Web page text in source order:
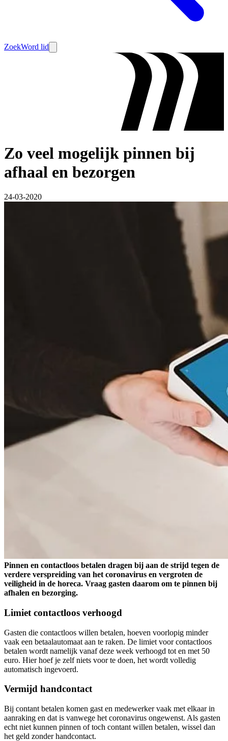
ZoekWord lid
Zo veel mogelijk pinnen bij
afhaal en bezorgen
24-03-2020
Pinnen en contactloos betalen dragen bij aan de strijd tegen de
verdere verspreiding van het coronavirus en vergroten de
veiligheid in de horeca. Vraag gasten daarom om te pinnen bij
afhalen en bezorging.
Limiet contactloos verhoogd
Gasten die contactloos willen betalen, hoeven voorlopig minder
vaak een betaalautomaat aan te raken. De limiet voor contactloos
betalen wordt namelijk vanaf deze week verhoogd tot en met 50
euro. Hier hoef je zelf niets voor te doen, het wordt volledig
automatisch ingevoerd.
Vermijd handcontact
Bij contant betalen komen gast en medewerker vaak met elkaar in
aanraking en dat is vanwege het coronavirus ongewenst. Als gasten
echt niet kunnen pinnen of toch contant willen betalen, wissel dan
het geld zonder handcontact.